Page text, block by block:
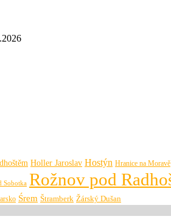
Holler Jaroslav Hostýn Hranice na Moravě
Sobotka Rožnov pod
Śrem Štramberk Žárský Dušan